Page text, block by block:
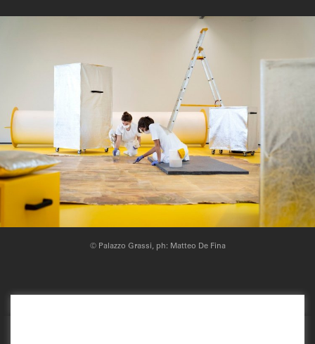
© Palazzo Grassi, ph: Matteo De Fina